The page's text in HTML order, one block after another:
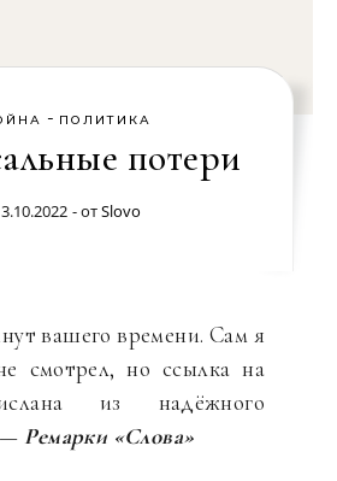
- ПОЛИТИКА
потери
- отSlovo
вашего времени. Сам я
смотрел, но ссылка на
из надёжного
— Ремарки «Слова»